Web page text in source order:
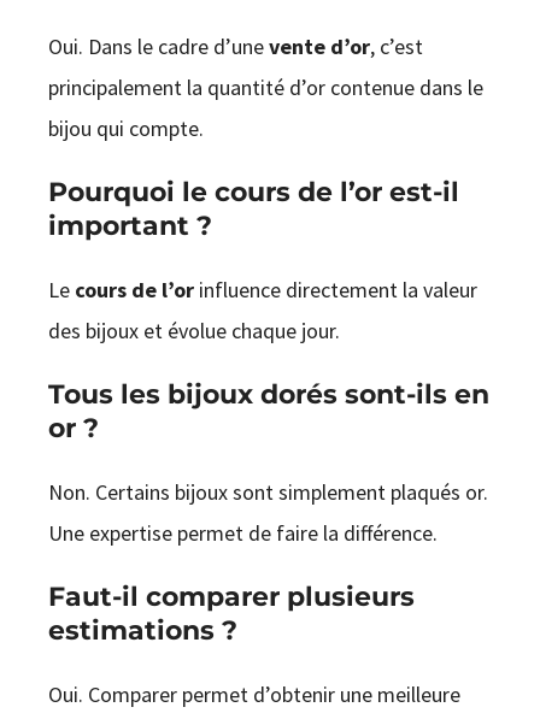
Oui. Dans le cadre d’unevente d’or, c’est
principalement la quantité d’or contenue dans le
bijou qui compte.
Pourquoi le cours de l’or est-il
important ?
Le cours de l’orinfluence directement la valeur
des bijoux et évolue chaque jour.
Tous les bijoux dorés sont-ils en
or ?
Non. Certains bijoux sont simplement plaqués or.
Une expertise permet de faire la différence.
Faut-il comparer plusieurs
estimations ?
Oui. Comparer permet d’obtenir une meilleure